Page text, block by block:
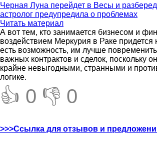
Черная Луна перейдет в Весы и
астролог предупредила о проблемах
Читать материал
А вот тем, кто занимается бизнесом и
воздействием Меркурия в Раке придется
есть возможность, им лучше
важных контрактов и сделок, поскольку
крайне невыгодными, странными и
логике.
👍 0 👎 0
>>>Ссылка для отзывов и